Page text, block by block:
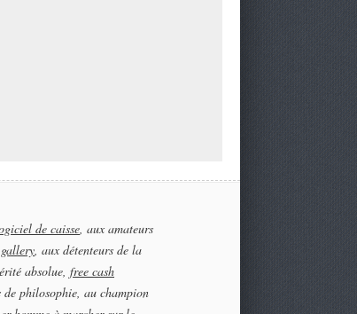
de caisse, aux amateurs
, aux détenteurs de la
absolue, free cash
de philosophie, au champion